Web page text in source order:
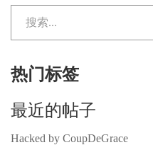
热门标签
最近的帖子
Hacked by CoupDeGrace